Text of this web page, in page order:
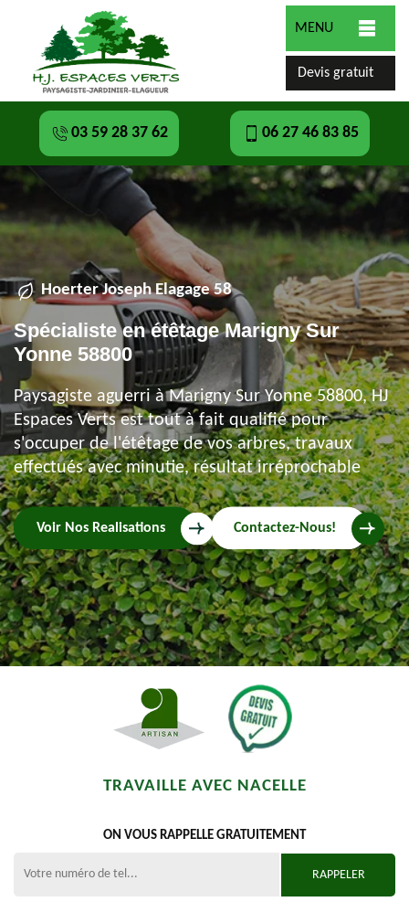
MENU
Devis gratuit
03 59 28 37 62 06 27 46 83 85
Hoerter Joseph Elagage 58
Spécialiste en étêtage Marigny Sur
Yonne 58800
Paysagiste aguerri à Marigny Sur Yonne 58800, HJ
Espaces Verts est tout à fait qualifié pour
s'occuper de l'étêtage de vos arbres, travaux
effectués avec minutie, résultat irréprochable
Voir Nos Realisations Contactez-Nous!
TRAVAILLE AVEC NACELLE
ON VOUS RAPPELLE GRATUITEMENT